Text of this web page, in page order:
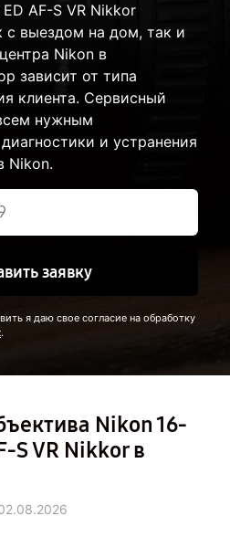
AF-S VR Nikkor
с выездом на дом, так и
Nikon в
зависит от типа
клиента. Сервисный
нужным
и устранения
Nikon.
заявку
я даю свое согласие на обработку
.
Nikon 16-
S VR Nikkor в